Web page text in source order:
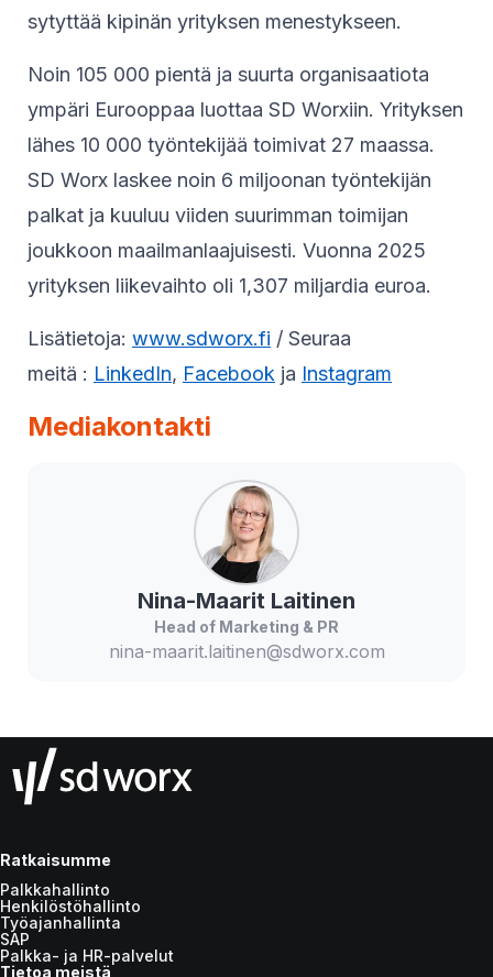
sytyttää kipinän yrityksen menestykseen.
Noin 105 000 pientä ja suurta organisaatiota
ympäri Eurooppaa luottaa SD Worxiin. Yrityksen
lähes 10 000 työntekijää toimivat 27 maassa.
SD Worx laskee noin 6 miljoonan työntekijän
palkat ja kuuluu viiden suurimman toimijan
joukkoon maailmanlaajuisesti. Vuonna 2025
yrityksen liikevaihto oli 1,307 miljardia euroa.
Lisätietoja: www.sdworx.fi / Seuraa
meitä : LinkedIn, Facebook ja Instagram
Mediakontakti
Nina-Maarit Laitinen
Head of Marketing & PR
nina-maarit.laitinen@sdworx.com
Ratkaisumme
Palkkahallinto
Henkilöstöhallinto
Työajanhallinta
SAP
Palkka- ja HR-palvelut
Tietoa meistä